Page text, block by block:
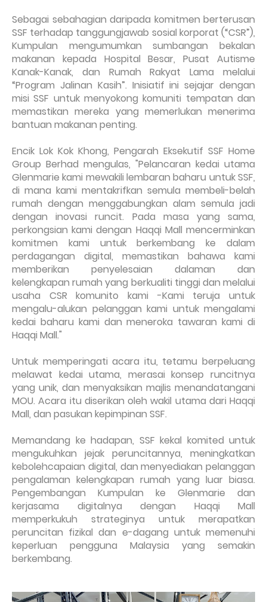
Sebagai sebahagian daripada komitmen berterusan
SSF terhadap tanggungjawab sosial korporat (“CSR”),
Kumpulan mengumumkan sumbangan bekalan
makanan kepada Hospital Besar, Pusat Autisme
Kanak-Kanak, dan Rumah Rakyat Lama melalui
“Program Jalinan Kasih”. Inisiatif ini sejajar dengan
misi SSF untuk menyokong komuniti tempatan dan
memastikan mereka yang memerlukan menerima
bantuan makanan penting.
Encik Lok Kok Khong, Pengarah Eksekutif SSF Home
Group Berhad mengulas, "Pelancaran kedai utama
Glenmarie kami mewakili lembaran baharu untuk SSF,
di mana kami mentakrifkan semula membeli-belah
rumah dengan menggabungkan alam semula jadi
dengan inovasi runcit. Pada masa yang sama,
perkongsian kami dengan Haqqi Mall mencerminkan
komitmen kami untuk berkembang ke dalam
perdagangan digital, memastikan bahawa kami
memberikan penyelesaian dalaman dan
kelengkapan rumah yang berkualiti tinggi dan melalui
usaha CSR komunito kami -Kami teruja untuk
mengalu-alukan pelanggan kami untuk mengalami
kedai baharu kami dan meneroka tawaran kami di
Haqqi Mall."
Untuk memperingati acara itu, tetamu berpeluang
melawat kedai utama, merasai konsep runcitnya
yang unik, dan menyaksikan majlis menandatangani
MOU. Acara itu diserikan oleh wakil utama dari Haqqi
Mall, dan pasukan kepimpinan SSF.
Memandang ke hadapan, SSF kekal komited untuk
mengukuhkan jejak peruncitannya, meningkatkan
kebolehcapaian digital, dan menyediakan pelanggan
pengalaman kelengkapan rumah yang luar biasa.
Pengembangan Kumpulan ke Glenmarie dan
kerjasama digitalnya dengan Haqqi Mall
memperkukuh strateginya untuk merapatkan
peruncitan fizikal dan e-dagang untuk memenuhi
keperluan pengguna Malaysia yang semakin
berkembang.